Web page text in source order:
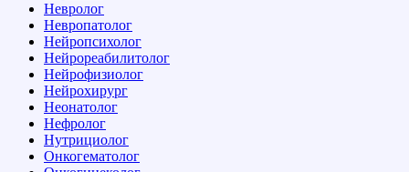
Невролог
Невропатолог
Нейропсихолог
Нейрореабилитолог
Нейрофизиолог
Нейрохирург
Неонатолог
Нефролог
Нутрициолог
Онкогематолог